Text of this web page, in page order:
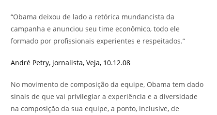
“Obama deixou de lado a retórica mundancista da
campanha e anunciou seu time econômico, todo ele
formado por profissionais experientes e respeitados.”
André Petry, jornalista, Veja, 10.12.08
No movimento de composição da equipe, Obama tem dado
sinais de que vai privilegiar a experiência e a diversidade
na composição da sua equipe, a ponto, inclusive, de